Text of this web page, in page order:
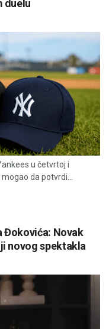
duelu
u četvrtoj i
da potvrdi...
Đokovića: Novak
novog spektakla